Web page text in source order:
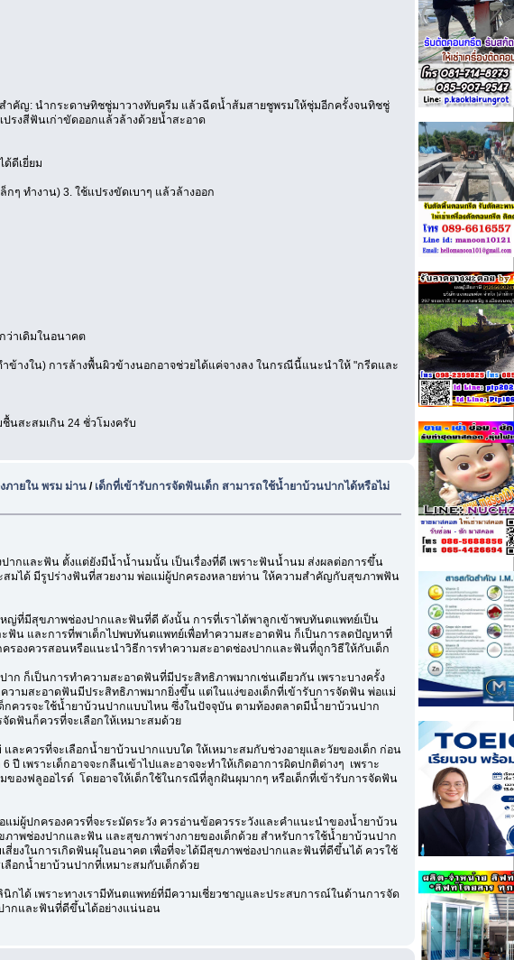
ำคัญ: นำกระดาษทิชชู่มาวางทับครีม แล้วฉีดน้ำส้มสายชูพรมให้ชุ่มอีกครั้งจนทิชชู่
รงสีฟันเก่าขัดออกแล้วล้างด้วยน้ำสะอาด
ดีเยี่ยม
ๆ ทำงาน) 3. ใช้แปรงขัดเบาๆ แล้วล้างออก
ว่าเดิมในอนาคต
ข้างใน) การล้างพื้นผิวข้างนอกอาจช่วยได้แค่จางลง ในกรณีนี้แนะนำให้ "กรีดและ
ชื้นสะสมเกิน 24 ชั่วโมงครับ
ภายใน พรม ม่าน / เด็กที่เข้ารับการจัดฟันเด็ก สามารถใช้น้ำยาบ้วนปากได้หรือไม่
ากและฟัน ตั้งแต่ยังมีน้ำน้ำนมนั้น เป็นเรื่องที่ดี เพราะฟันน้ำนม ส่งผลต่อการขึ้น
ได้ มีรูปร่างฟันที่สวยงาม พ่อแม่ผู้ปกครองหลายท่าน ให้ความสำคัญกับสุขภาพฟัน
ที่มีสุขภาพช่องปากและฟันที่ดี ดังนั้น การที่เราได้พาลูกเข้าพบทันตแพทย์เป็น
ฟัน และการที่พาเด็กไปพบทันตแพทย์เพื่อทำความสะอาดฟัน ก็เป็นการลดปัญหาที่
องควรสอนหรือแนะนำวิธีการทำความสะอาดช่องปากและฟันที่ถูกวิธีให้กับเด็ก
ก็เป็นการทำความสะอาดฟันที่มีประสิทธิภาพมากเช่นเดียวกัน เพราะบางครั้ง
ามสะอาดฟันมีประสิทธิภาพมากยิ่งขึ้น แต่ในแง่ของเด็กที่เข้ารับการจัดฟัน พ่อแม่
กควรจะใช้น้ำยาบ้วนปากแบบไหน ซึ่งในปัจจุบัน ตามท้องตลาดมีน้ำยาบ้วนปาก
ดฟันก็ควรที่จะเลือกให้เหมาะสมด้วย
ละควรที่จะเลือกน้ำยาบ้วนปากแบบใด ให้เหมาะสมกับช่วงอายุและวัยของเด็ก ก่อน
เพราะเด็กอาจจะกลืนเข้าไปและอาจจะทำให้เกิดอาการผิดปกติต่างๆ เพราะ
งฟลูออไรด์ โดยอาจให้เด็กใช้ในกรณีที่ลูกฝันผุมากๆ หรือเด็กที่เข้ารับการจัดฟัน
ม่ผู้ปกครองควรที่จะระมัดระวัง ควรอ่านข้อควรระวังและคำแนะนำของน้ำยาบ้วน
พช่องปากและฟัน และสุขภาพร่างกายของเด็กด้วย สำหรับการใช้น้ำยาบ้วนปาก
ยงในการเกิดฟันผุในอนาคต เพื่อที่จะได้มีสุขภาพช่องปากและฟันที่ดีขึ้นได้ ควรใช้
ลือกน้ำยาบ้วนปากที่เหมาะสมกับเด็กด้วย
ได้ เพราะทางเรามีทันตแพทย์ที่มีความเชี่ยวชาญและประสบการณ์ในด้านการจัด
ากและฟันที่ดีขึ้นได้อย่างแน่นอน